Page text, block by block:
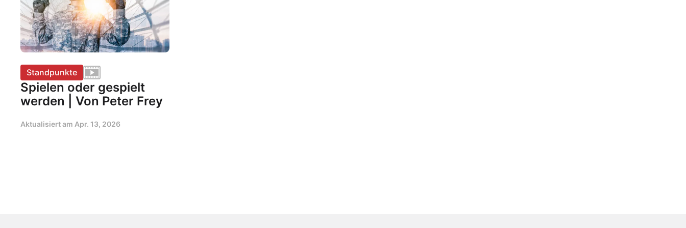
Standpunkte
Spielen oder gespielt
werden | Von Peter Frey
Aktualisiert am Apr. 13, 2026